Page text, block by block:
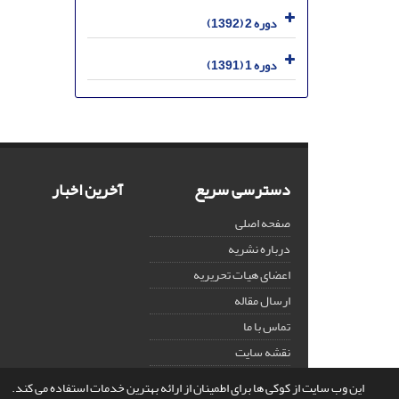
این وب سایت از کوکی ها برای اطمینان از ارائه بهترین خدمات استفاده می کند.
دوره 2 (1392)
دوره 1 (1391)
دسترسی سریع
صفحه اصلی
درباره نشریه
اعضای هیات تحریریه
ارسال مقاله
تماس با ما
نقشه سایت
آخرین اخبار